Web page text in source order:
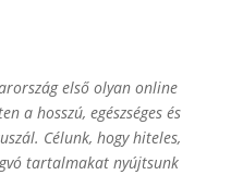
első olyan online
a hosszú, egészséges és
Célunk, hogy hiteles,
tartalmakat nyújtsunk